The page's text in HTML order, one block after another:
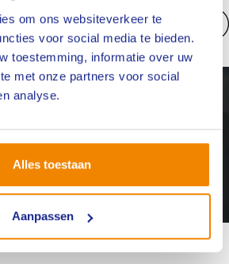
om ons websiteverkeer te
voor social media te bieden.
toestemming, informatie over uw
met onze partners voor social
analyse.
Alles toestaan
Aanpassen
ook
Nieuws
over: Cowboys in de